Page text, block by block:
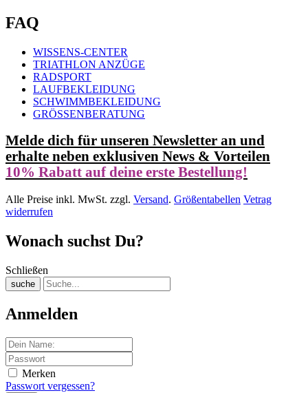
FAQ
WISSENS-CENTER
TRIATHLON ANZÜGE
RADSPORT
LAUFBEKLEIDUNG
SCHWIMMBEKLEIDUNG
GRÖSSENBERATUNG
Melde dich für unseren Newsletter an und
erhalte neben exklusiven News & Vorteilen
10% Rabatt auf deine erste Bestellung!
Alle Preise inkl. MwSt. zzgl. Versand. Größentabellen Vetrag
widerrufen
Wonach suchst Du?
Schließen
suche
Anmelden
Merken
Passwort vergessen?